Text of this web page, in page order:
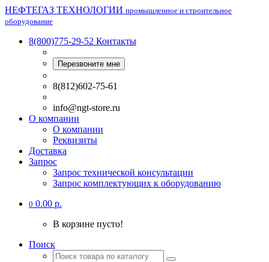
НЕФТЕГАЗ ТЕХНОЛОГИИ промышленное и строительное
оборудование
8(800)775-29-52 Контакты
Перезвоните мне
8(812)602-75-61
info@ngt-store.ru
О компании
О компании
Реквизиты
Доставка
Запрос
Запрос технической консультации
Запрос комплектующих к оборудованию
0 0.00 р.
В корзине пусто!
Поиск